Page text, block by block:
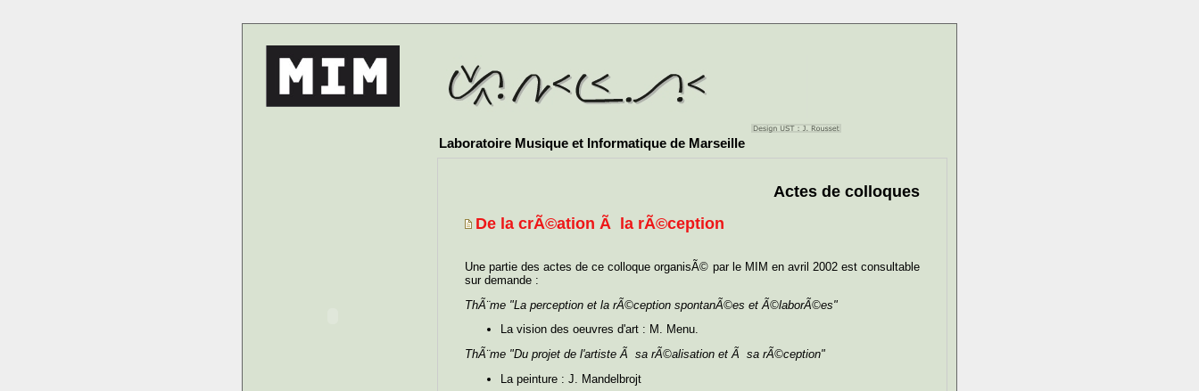
Laboratoire Musique et Informatique de Marseille
Actes de colloques
De la crÃ©ation Ã la rÃ©ception
Une partie des actes de ce colloque organisÃ© par le MIM en avril 2002 est consultable
sur demande :
ThÃ¨me "La perception et la rÃ©ception spontanÃ©es et Ã©laborÃ©es"
La vision des oeuvres d'art : M. Menu.
ThÃ¨me "Du projet de l'artiste Ã sa rÃ©alisation et Ã sa rÃ©ception"
La peinture : J. Mandelbrojt